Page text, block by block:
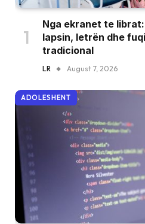
Nga ekranet te
lapsin, letrën dhe
tradicional
LR August 7, 2026
ADOLESHENT